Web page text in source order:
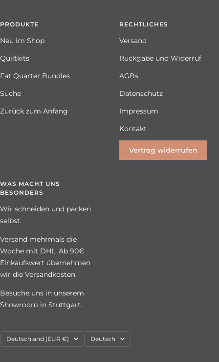
PRODUKTE
Neu im Shop
Quiltkits
Fat Quarter Bundles
Suche
Zurück zum Anfang
RECHTLICHES
Versand
Rückgabe und Widerruf
AGBs
Datenschutz
Impressum
Kontakt
Vertrag widerrufen
WAS MACHT UNS
BESONDERS
Wir schneiden und packen
selbst.
Versand mehrmals die
Woche mit DHL. Ab 90€
Einkaufswert übernehmen
wir die Versandkosten.
Besuche uns in unserem
Showroom in Stuttgart.
Land/Region
Deutschland (EUR €) Sprache
Deutsch